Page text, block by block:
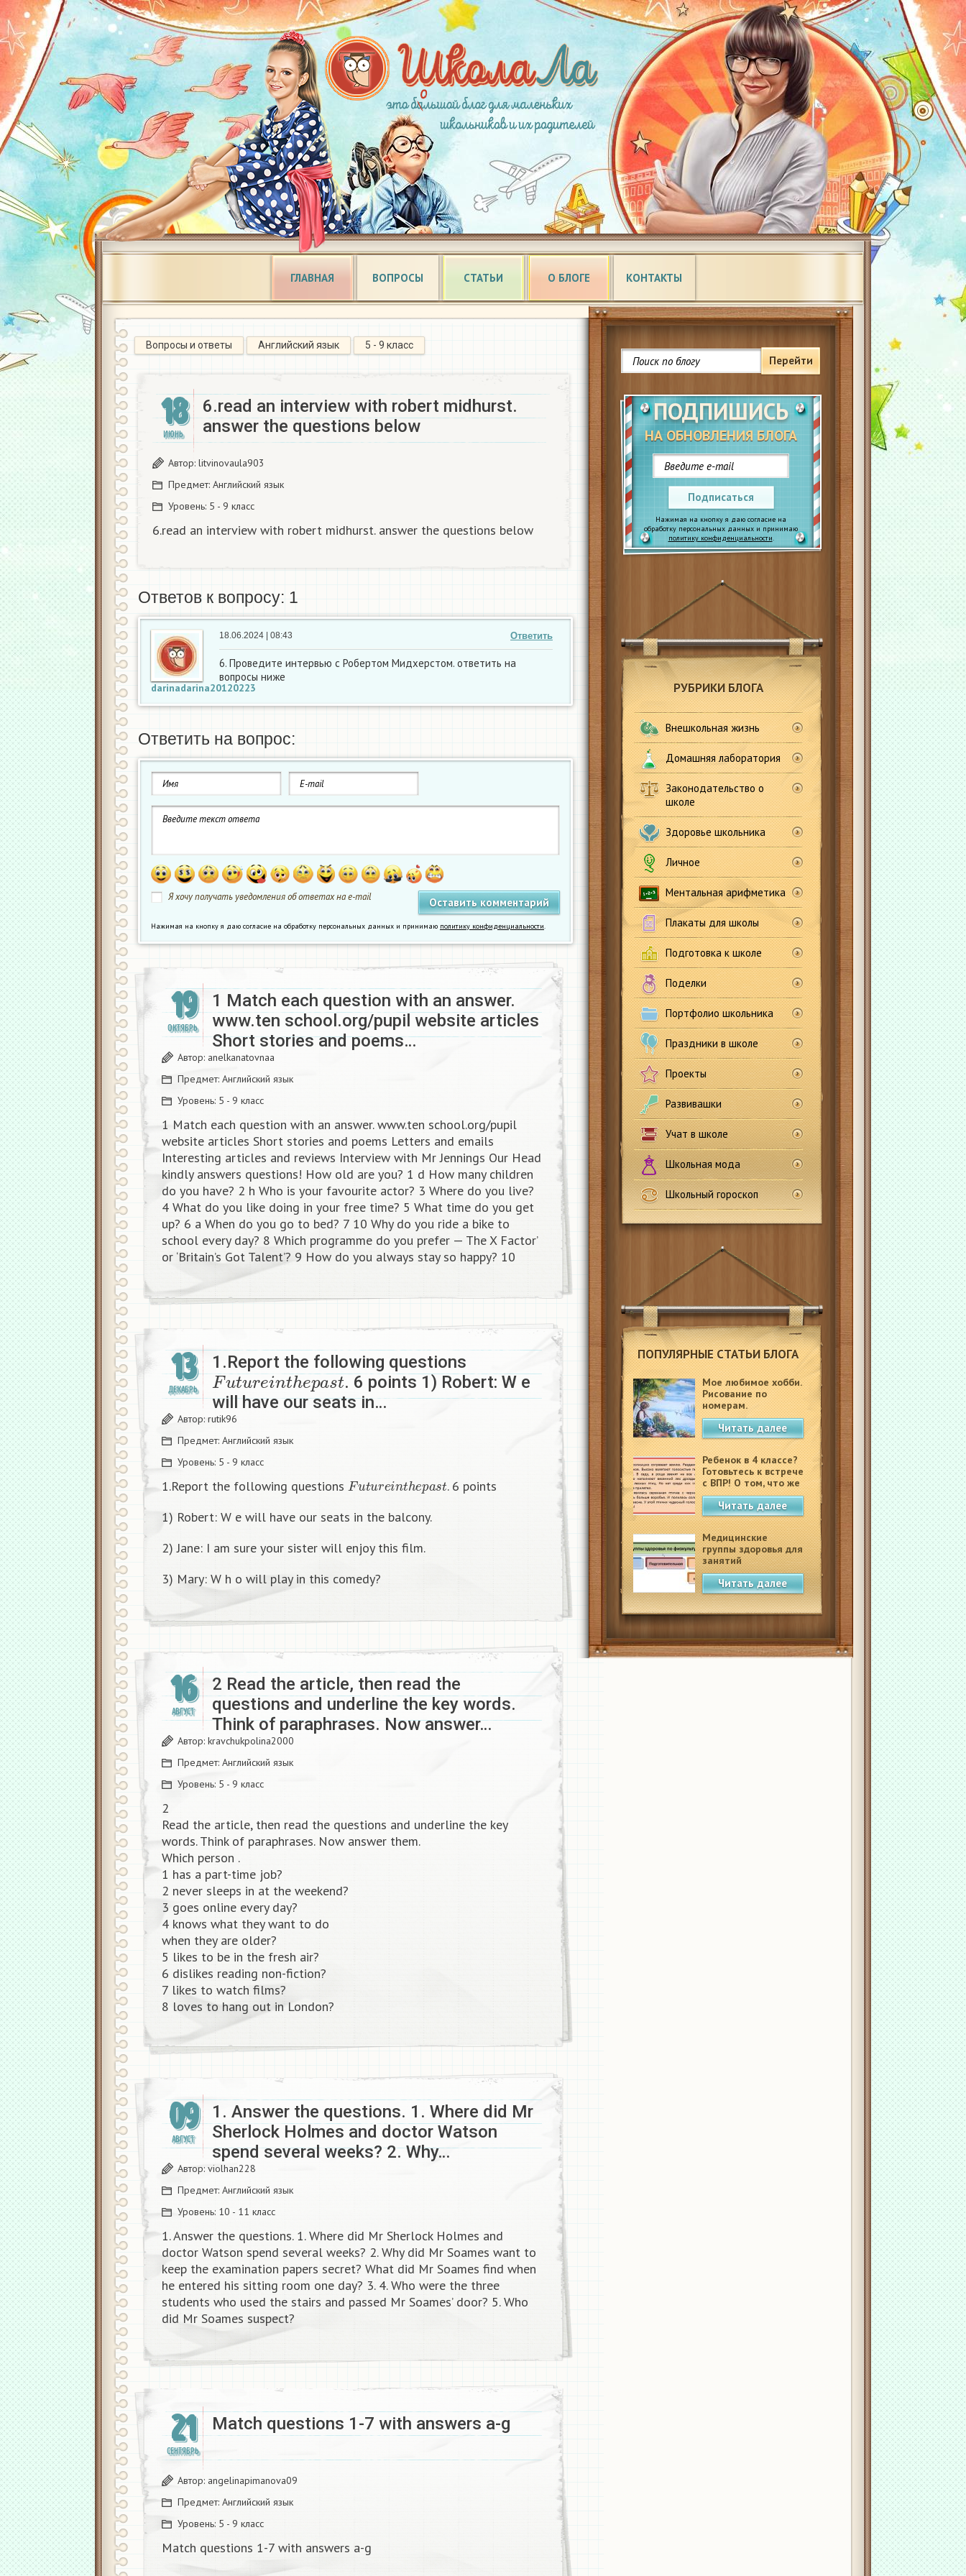
ГЛАВНАЯ ВОПРОСЫ СТАТЬИ О БЛОГЕ КОНТАКТЫ
Перейти
ПОДПИШИСЬ
НА ОБНОВЛЕНИЯ БЛОГА
Подписаться
Нажимая на кнопку я даю согласие на
обработку персональных данных и принимаю
политику конфиденциальности.
РУБРИКИ БЛОГА
Внешкольная жизнь
Домашняя лаборатория
Законодательство о
школе
Здоровье школьника
Личное
Ментальная арифметика
Плакаты для школы
Подготовка к школе
Поделки
Портфолио школьника
Праздники в школе
Проекты
Развивашки
Учат в школе
Школьная мода
Школьный гороскоп
ПОПУЛЯРНЫЕ СТАТЬИ БЛОГА
Мое любимое хобби.
Рисование по
номерам.
Читать далее
Ребенок в 4 классе?
Готовьтесь к встрече
с ВПР! О том, что же
это такое.
Читать далее
Медицинские
группы здоровья для
занятий
физкультурой в
школеЧитать далее
Вопросы и ответы Английский язык 5 - 9 класс
18
ИЮНЬ
6.read an interview with robert midhurst.
answer the questions below
Автор: litvinovaula903
Предмет: Английский язык
Уровень: 5 - 9 класс
6.read an interview with robert midhurst. answer the questions below
Ответов к вопросу: 1
darinadarina20120223
Ответить
18.06.2024 | 08:43
6. Проведите интервью с Робертом Мидхерстом. ответить на
вопросы ниже
Ответить на вопрос:
Я хочу получать уведомления об ответах на e-mail
Нажимая на кнопку я даю согласие на обработку персональных данных и принимаю политику конфиденциальности.
19
ОКТЯБРЬ
1 Match each question with an answer.
www.ten school.org/pupil website articles
Short stories and poems…
Автор: anelkanatovnaa
Предмет: Английский язык
Уровень: 5 - 9 класс
1 Match each question with an answer. www.ten school.org/pupil
website articles Short stories and poems Letters and emails
Interesting articles and reviews Interview with Mr Jennings Our Head
kindly answers questions! How old are you? 1 d How many children
do you have? 2 h Who is your favourite actor? 3 Where do you live?
4 What do you like doing in your free time? 5 What time do you get
up? 6 a When do you go to bed? 7 10 Why do you ride a bike to
school every day? 8 Which programme do you prefer — The X Factor’
or ‘Britain’s Got Talent’? 9 How do you always stay so happy? 10​
13
ДЕКАБРЬ
1.Report the following questions
Futureinthepast. 6 points 1) Robert: W e
will have our seats in…
Автор: rutik96
Предмет: Английский язык
Уровень: 5 - 9 класс
1.Report the following questions Fu u n he
. 6 points
1) Robert: W e will have our seats in the balcony.
2) Jane: I am sure your sister will enjoy this film.
3) Mary: W h o will play in this comedy?
16
АВГУСТ
2 Read the article, then read the
questions and underline the key words.
Think of paraphrases. Now answer…
Автор: kravchukpolina2000
Предмет: Английский язык
Уровень: 5 - 9 класс
2
Read the article, then read the questions and underline the key
words. Think of paraphrases. Now answer them.
Which person .
1 has a part-time job?
2 never sleeps in at the weekend?
3 goes online every day?
4 knows what they want to do
when they are older?
5 likes to be in the fresh air?
6 dislikes reading non-fiction?
7 likes to watch films?
8 loves to hang out in London?​
09
АВГУСТ
1. Answer the questions. 1. Where did Mr
Sherlock Holmes and doctor Watson
spend several weeks? 2. Why…
Автор: violhan228
Предмет: Английский язык
Уровень: 10 - 11 класс
1. Answer the questions. 1. Where did Mr Sherlock Holmes and
doctor Watson spend several weeks? 2. Why did Mr Soames want to
keep the examination papers secret? What did Mr Soames find when
he entered his sitting room one day? 3. 4. Who were the three
students who used the stairs and passed Mr Soames’ door? 5. Who
did Mr Soames suspect?​
21
СЕНТЯБРЬ
Match questions 1-7 with answers a-g
Автор: angelinapimanova09
Предмет: Английский язык
Уровень: 5 - 9 класс
Match questions 1-7 with answers a-g